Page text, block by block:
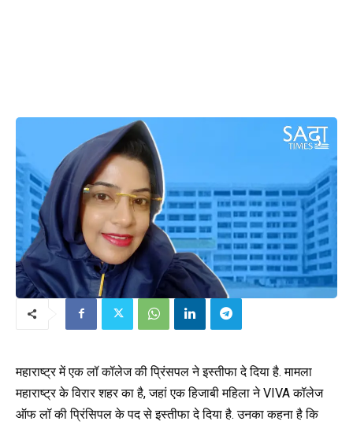
महाराष्ट्र में एक लॉ कॉलेज की प्रिंसपल ने इस्तीफा दे दिया है. मामला
महाराष्ट्र के विरार शहर का है, जहां एक हिजाबी महिला ने VIVA कॉलेज
ऑफ लॉ की प्रिंसिपल के पद से इस्तीफा दे दिया है. उनका कहना है कि